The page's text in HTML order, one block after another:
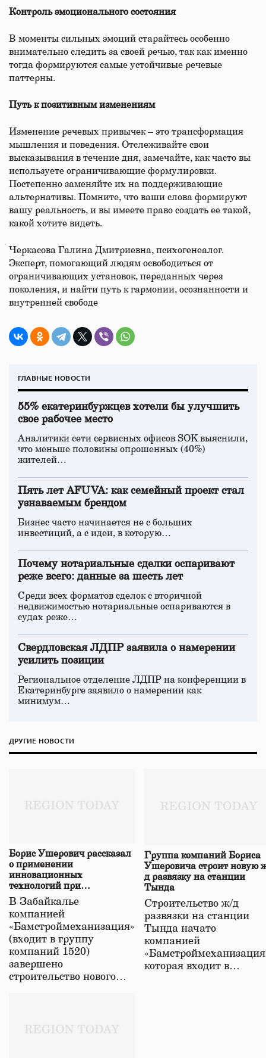
Контроль эмоционального состояния
В моменты сильных эмоций старайтесь особенно
внимательно следить за своей речью, так как именно
тогда формируются самые устойчивые речевые
паттерны.
Путь к позитивным изменениям
Изменение речевых привычек – это трансформация
мышления и поведения. Отслеживайте свои
высказывания в течение дня, замечайте, как часто вы
используете ограничивающие формулировки.
Постепенно заменяйте их на поддерживающие
альтернативы. Помните, что ваши слова формируют
вашу реальность, и вы имеете право создать ее такой,
какой хотите видеть.
Черкасова Галина Дмитриевна, психогенеалог.
Эксперт, помогающий людям освободиться от
ограничивающих установок, переданных через
поколения, и найти путь к гармонии, осознанности и
внутренней свободе
ГЛАВНЫЕ НОВОСТИ
55% екатеринбуржцев хотели бы улучшить
свое рабочее место
Аналитики сети сервисных офисов SOK выяснили,
что меньше половины опрошенных (40%)
жителей…
Пять лет AFUVA: как семейный проект стал
узнаваемым брендом
Бизнес часто начинается не с больших
инвестиций, а с идеи, в которую…
Почему нотариальные сделки оспаривают
реже всего: данные за шесть лет
Среди всех форматов сделок с вторичной
недвижимостью нотариальные оспариваются в
судах реже…
Свердловская ЛДПР заявила о намерении
усилить позиции
Региональное отделение ЛДПР на конференции в
Екатеринбурге заявило о намерении как
минимум…
ДРУГИЕ НОВОСТИ
Борис Ушерович рассказал
о применении
инновационных
технологий при
строительстве нового моста
в Забайкалье
В Забайкалье
компанией
«Бамстроймеханизация»
(входит в группу
компаний 1520)
завершено
строительство нового…
Группа компаний Бориса
Ушеровича строит новую
д развязку на станции
Тында
Строительство ж/д
развязки на станции
Тында начато
компанией
которая входит в…